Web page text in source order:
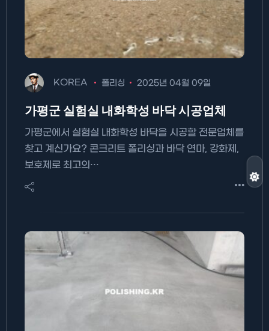
KOREA 폴리싱 2025년 04월 09일
가평군 실험실 내화학성 바닥 시공업체
가평군에서 실험실 내화학성 바닥을 시공할 전문업체를
찾고 계신가요? 콘크리트 폴리싱과 바닥 연마, 강화제,
보호제로 최고의…